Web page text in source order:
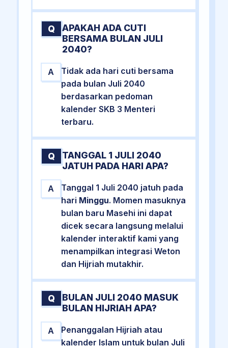
Q
APAKAH ADA CUTI
BERSAMA BULAN JULI
2040?
A
Tidak ada hari cuti bersama
pada bulan Juli 2040
berdasarkan pedoman
kalender SKB 3 Menteri
terbaru.
Q
TANGGAL 1 JULI 2040
JATUH PADA HARI APA?
A
Tanggal 1 Juli 2040 jatuh pada
hari Minggu. Momen masuknya
bulan baru Masehi ini dapat
dicek secara langsung melalui
kalender interaktif kami yang
menampilkan integrasi Weton
dan Hijriah mutakhir.
Q
BULAN JULI 2040 MASUK
BULAN HIJRIAH APA?
A
Penanggalan Hijriah atau
kalender Islam untuk bulan Juli